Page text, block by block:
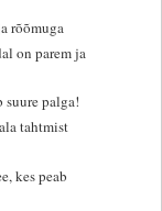
rõõmuga
on parem ja
suure palga!
tahtmist
kes peab